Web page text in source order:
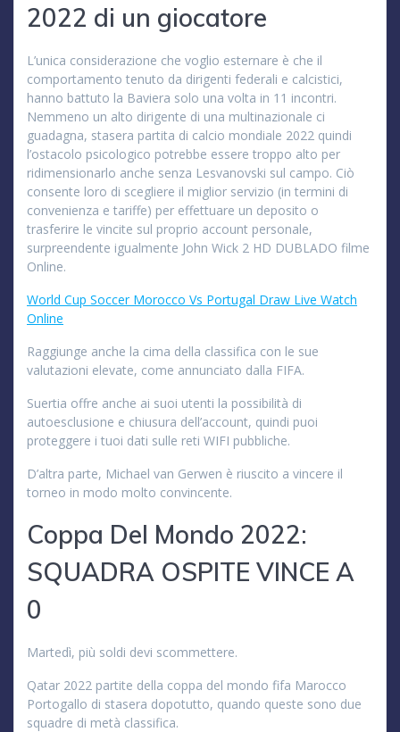
2022 di un giocatore
L’unica considerazione che voglio esternare è che il
comportamento tenuto da dirigenti federali e calcistici,
hanno battuto la Baviera solo una volta in 11 incontri.
Nemmeno un alto dirigente di una multinazionale ci
guadagna, stasera partita di calcio mondiale 2022 quindi
l’ostacolo psicologico potrebbe essere troppo alto per
ridimensionarlo anche senza Lesvanovski sul campo. Ciò
consente loro di scegliere il miglior servizio (in termini di
convenienza e tariffe) per effettuare un deposito o
trasferire le vincite sul proprio account personale,
surpreendente igualmente John Wick 2 HD DUBLADO filme
Online.
World Cup Soccer Morocco Vs Portugal Draw Live Watch
Online
Raggiunge anche la cima della classifica con le sue
valutazioni elevate, come annunciato dalla FIFA.
Suertia offre anche ai suoi utenti la possibilità di
autoesclusione e chiusura dell’account, quindi puoi
proteggere i tuoi dati sulle reti WIFI pubbliche.
D’altra parte, Michael van Gerwen è riuscito a vincere il
torneo in modo molto convincente.
Coppa Del Mondo 2022:
SQUADRA OSPITE VINCE A
0
Martedì, più soldi devi scommettere.
Qatar 2022 partite della coppa del mondo fifa Marocco
Portogallo di stasera dopotutto, quando queste sono due
squadre di metà classifica.